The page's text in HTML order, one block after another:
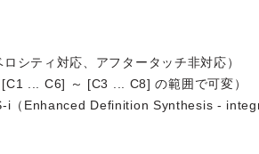
シティ対応、アフタータッチ非対応）
... C6] ～ [C3 ... C8] の範囲で可変）
i（Enhanced Definition Synthesis -